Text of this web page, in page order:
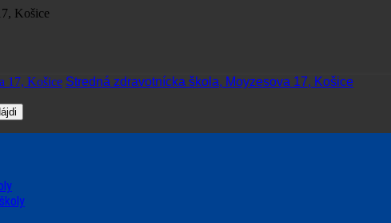
Košice
Stredná zdravotnícka škola, Moyzesova 17, Košice